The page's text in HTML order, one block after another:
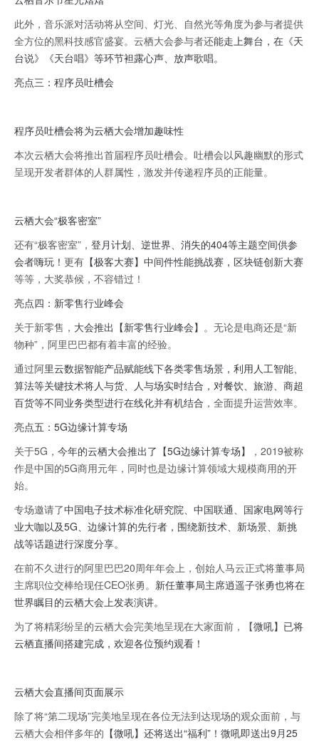
此外，音乐派对活动将从空间、灯光、自然光等角度为参与者提供
全方位的黑科技感官盛宴。云栖大会参与者还能走上舞台，在《天
台说》《天台唱》等环节袒露心声、放声歌唱。
亮点三：程序员吐槽会
程序员吐槽会将为云栖大会增加趣味性
本次云栖大会将推出首届程序员吐槽会。吐槽会以风趣幽默的形式
呈现开发者群体的人群属性，激发并传递程序员的正能量。
云栖大会“极客密室”
还有“极客密室”， 登月计划、逆世界、消失的404等主题空间供参
会者嗨玩！ 更有 【极客大赛】中间件性能挑战赛，区块链创新大赛
等等，大奖恭候，不容错过！
亮点四：新零售行业峰会
关于新零售， 大会推出【新零售行业峰会】 。无论是电商还是“新
物种”，阿里巴巴都有着丰富的经验。
通过阿里云数据智能产品赋能线下各类零售场景，利用人工智能、
算法等关键技术将人与货、人与场实时结合，对餐饮、旅游、商超
百货等不同业务类型进行在线化并有机结合 ，全面提升运营效率。
亮点五：5G边缘计算专场
关于5G， 今年的云栖大会推出了【5G边缘计算专场】
，2019被称
作是中国的5G商用元年，同时也是边缘计算领域大规模商用的开
始。
专场邀请了中国电子技术标准化研究院、中国联通、国家电网等行
业大咖以及5G、边缘计算的先行者，围绕新技术、新场景、新挑
战等话题进行深度分享。
在前不久进行的阿里巴巴20周年年会上，创始人马云正式将董事局
主席职位交棒给现任CEO张勇。 新任董事局主席逍遥子张勇也将在
世界瞩目的云栖大会上发表演讲。
为了将精彩纷呈的云栖大会完美地呈现在大家面前，【微吼】已将
云栖直播间搭建完成，欢迎各位预约观看！
云栖大会直播间页面展示
除了将“第二现场”完美地呈现在各位无法到达现场的观众面前，与
云栖大会相伴多年的 【微吼】还将送出“福利”！ 微吼即送出9月25